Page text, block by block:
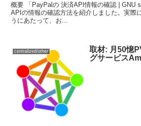
概要 「PayPalの 決済API情報の確認 | GNU
APIの情報の確認方法を紹介しました。実際
うにあたって、お...
centralized/other
取材: 月50憶
グサービス